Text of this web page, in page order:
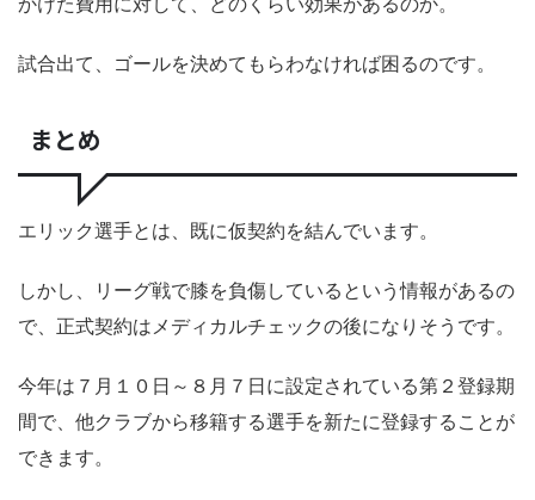
試合出て、ゴールを決めてもらわなければ困るのです。
まとめ
エリック選手とは、既に仮契約を結んでいます。
しかし、リーグ戦で膝を負傷しているという情報があるの
で、正式契約はメディカルチェックの後になりそうです。
今年は７月１０日～８月７日に設定されている第２登録期
間で、他クラブから移籍する選手を新たに登録することが
できます。